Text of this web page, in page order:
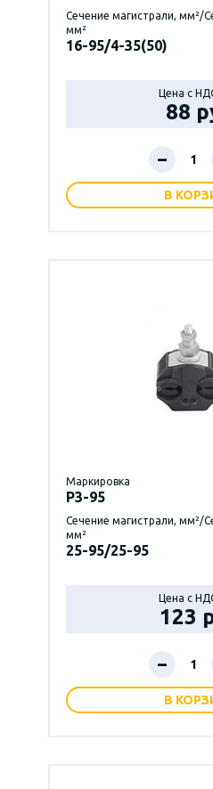
Сечение магистрали, мм²/
мм²
16-95/4-35(50)
Цена с
88
–
В
Маркировка
P3-95
Сечение магистрали, мм²/
мм²
25-95/25-95
Цена с
123
–
В